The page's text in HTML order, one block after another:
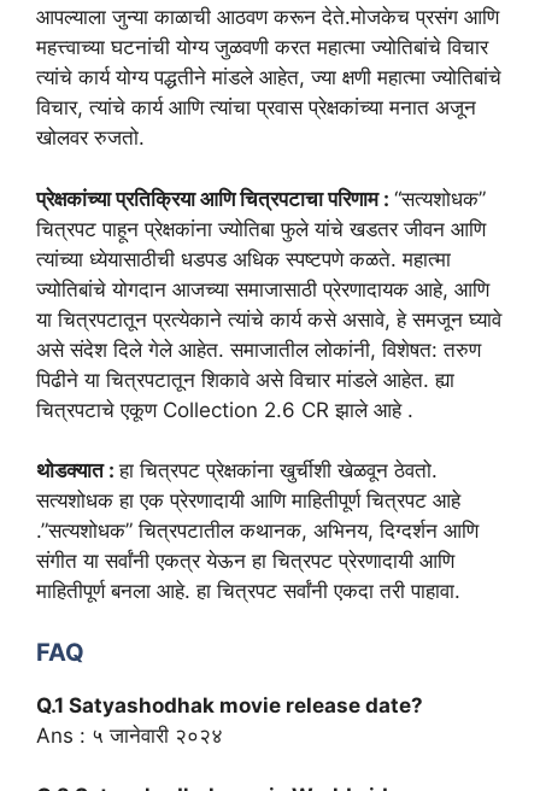
आपल्याला जुन्या काळाची आठवण करून देते.मोजकेच प्रसंग आणि
महत्त्वाच्या घटनांची योग्य जुळवणी करत महात्मा ज्योतिबांचे विचार
त्यांचे कार्य योग्य पद्धतीने मांडले आहेत, ज्या क्षणी महात्मा ज्योतिबांचे
विचार, त्यांचे कार्य आणि त्यांचा प्रवास प्रेक्षकांच्या मनात अजून
खोलवर रुजतो.
प्रेक्षकांच्या प्रतिक्रिया आणि चित्रपटाचा परिणाम : “सत्यशोधक”
चित्रपट पाहून प्रेक्षकांना ज्योतिबा फुले यांचे खडतर जीवन आणि
त्यांच्या ध्येयासाठीची धडपड अधिक स्पष्टपणे कळते. महात्मा
ज्योतिबांचे योगदान आजच्या समाजासाठी प्रेरणादायक आहे, आणि
या चित्रपटातून प्रत्येकाने त्यांचे कार्य कसे असावे, हे समजून घ्यावे
असे संदेश दिले गेले आहेत. समाजातील लोकांनी, विशेषत: तरुण
पिढीने या चित्रपटातून शिकावे असे विचार मांडले आहेत. ह्या
चित्रपटाचे एकूण Collection 2.6 CR झाले आहे .
थोडक्यात :हा चित्रपट प्रेक्षकांना खुर्चीशी खेळवून ठेवतो.
सत्यशोधक हा एक प्रेरणादायी आणि माहितीपूर्ण चित्रपट आहे
.”सत्यशोधक” चित्रपटातील कथानक, अभिनय, दिग्दर्शन आणि
संगीत या सर्वांनी एकत्र येऊन हा चित्रपट प्रेरणादायी आणि
माहितीपूर्ण बनला आहे. हा चित्रपट सर्वांनी एकदा तरी पाहावा.
FAQ
Q.1 Satyashodhak movie release date?
Ans : ५ जानेवारी २०२४